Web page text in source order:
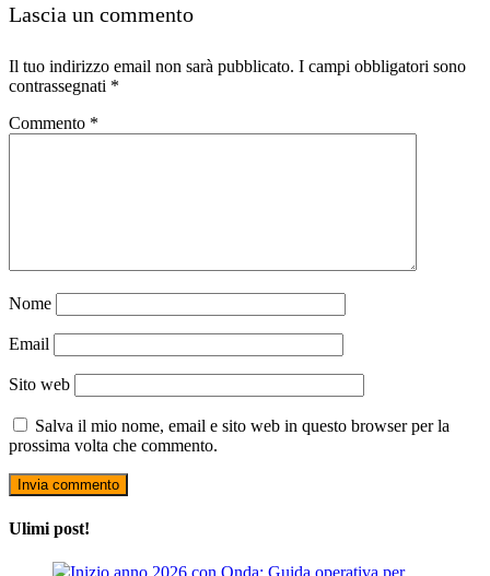
Lascia un commento
Il tuo indirizzo email non sarà pubblicato. I campi obbligatori sono
contrassegnati *
Commento *
Nome
Email
Sito web
Salva il mio nome, email e sito web in questo browser per la
prossima volta che commento.
Ulimi post!